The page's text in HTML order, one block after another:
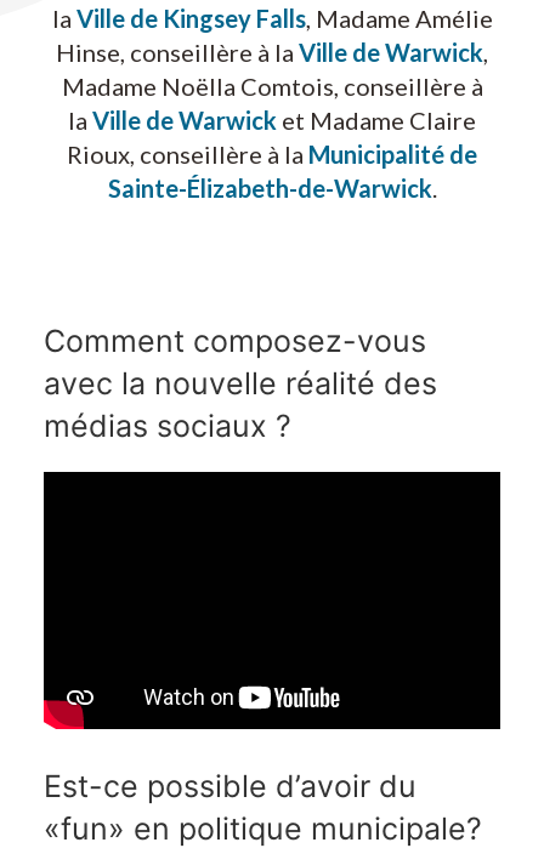
la Ville de Kingsey Falls, Madame Amélie
Hinse, conseillère à la Ville de Warwick,
Madame Noëlla Comtois, conseillère à
la Ville de Warwick et Madame Claire
Rioux, conseillère à la Municipalité de
Sainte-Élizabeth-de-Warwick.
Comment composez-vous
avec la nouvelle réalité des
médias sociaux ?
Est-ce possible d’avoir du
«fun» en politique municipale?